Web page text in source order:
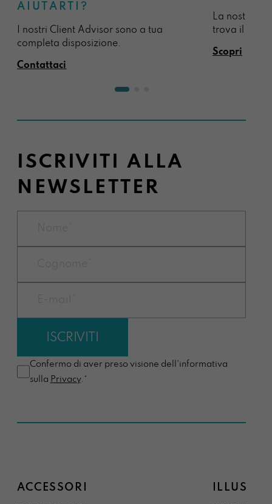
AIUTARTI?
I nostri Client Advisor sono a tua
completa disposizione.
Contattaci
La nostra
trova il
Scopri
ISCRIVITI ALLA
NEWSLETTER
Confermo di aver preso visione dell'informativa
sulla Privacy.*
ACCESSORI